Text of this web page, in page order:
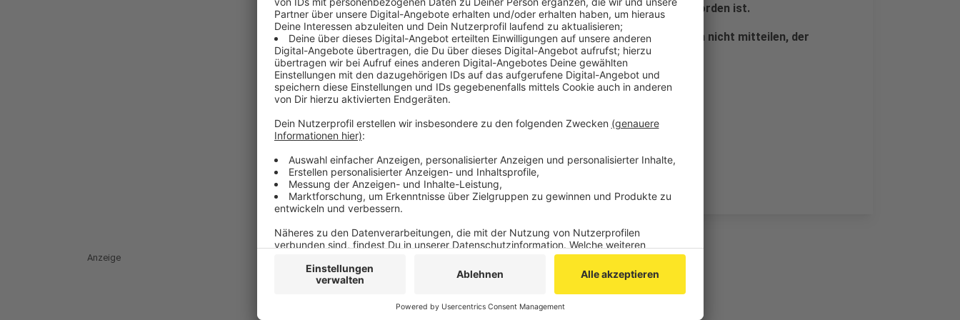
Verdächtigen geführt haben, der dann am 9. Mai verhaftet worden ist.
Weitere Einzelheiten zu den Umständen der Tat will man noch nicht mitteilen, der
Verdächtige hat bisher nicht gestanden.
Die Ermittlungen dauern an.
Anzeige